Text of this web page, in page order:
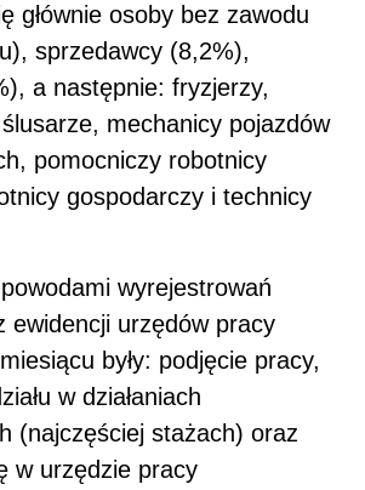
głównie osoby bez zawodu
sprzedawcy (8,2%),
a następnie: fryzjerzy,
mechanicy pojazdów
pomocniczy robotnicy
gospodarczy i technicy
wyrejestrowań
ewidencji urzędów pracy
były: podjęcie pracy,
w działaniach
(najczęściej stażach) oraz
w urzędzie pracy